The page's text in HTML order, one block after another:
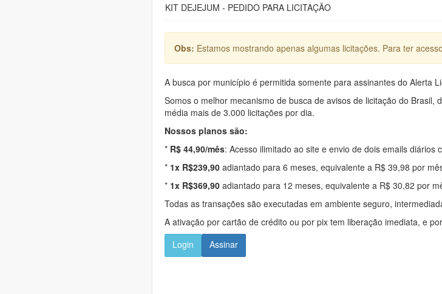
KIT DEJEJUM - PEDIDO PARA LICITAÇÃO
Obs: Estamos mostrando apenas algumas licitações. Para ter
A busca por município é permitida somente para assinantes do Alerta
Somos o melhor mecanismo de busca de avisos de licitação do
média mais de 3.000 licitações por dia.
Nossos planos são:
* R$ 44,90/mês: Acesso ilimitado ao site e envio de dois emails
* 1x R$239,90 adiantado para 6 meses, equivalente a R$ 39,98 por
* 1x R$369,90 adiantado para 12 meses, equivalente a R$ 30,82 por
Todas as transações são executadas em ambiente seguro,
A ativação por cartão de crédito ou por pix tem liberação imediata, e
Login
Assinar